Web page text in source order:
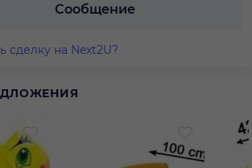
Сообщение
сделку на Next2U?